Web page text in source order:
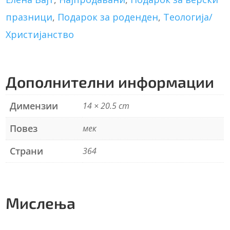
a
t
празници, Подарок за роденден, Теологија/
Христијанство
Дополнителни информации
Димензии 14 × 20.5 cm
Повез мек
Страни 364
Мислења